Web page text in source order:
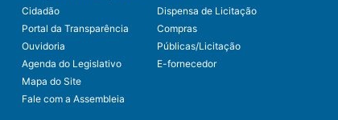
Cidadão
Portal da Transparência
Ouvidoria
Agenda do Legislativo
Mapa do Site
Fale com a Assembleia
Dispensa de Licitação
Compras
Públicas/Licitação
E-fornecedor